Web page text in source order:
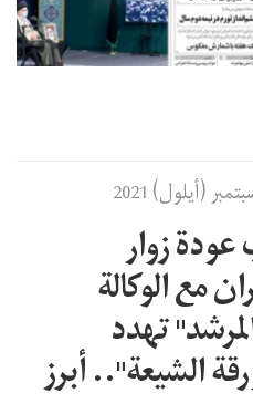
زوار
مع الوكالة
تهدد
الشيعة".. أبرز